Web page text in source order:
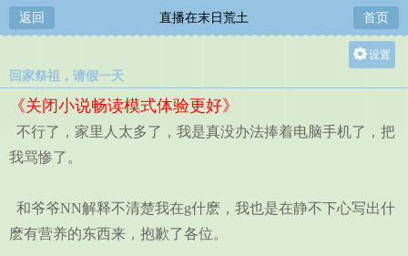
返回 直播在末日荒土 首页
设置
中
回家祭祖，请假一天
《关闭小说畅读模式体验更好》
不行了，家里人太多了，我是真没办法捧着电脑手机了，把
我骂惨了。
和爷爷NN解释不清楚我在g什麽，我也是在静不下心写出什
麽有营养的东西来，抱歉了各位。